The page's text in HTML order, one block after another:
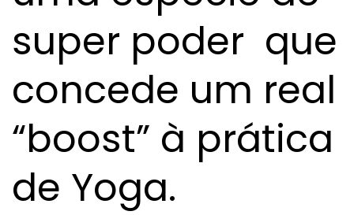
super poder que
concede um real
“boost” à prática
de Yoga.